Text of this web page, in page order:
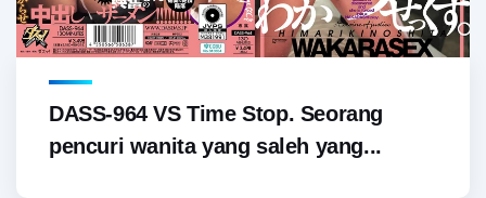
DASS-964 VS Time Stop. Seorang
pencuri wanita yang saleh yang...